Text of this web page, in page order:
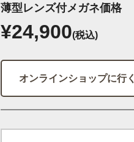
薄型レンズ付メガネ価格
¥24,900(税込)
オンラインショップに行く